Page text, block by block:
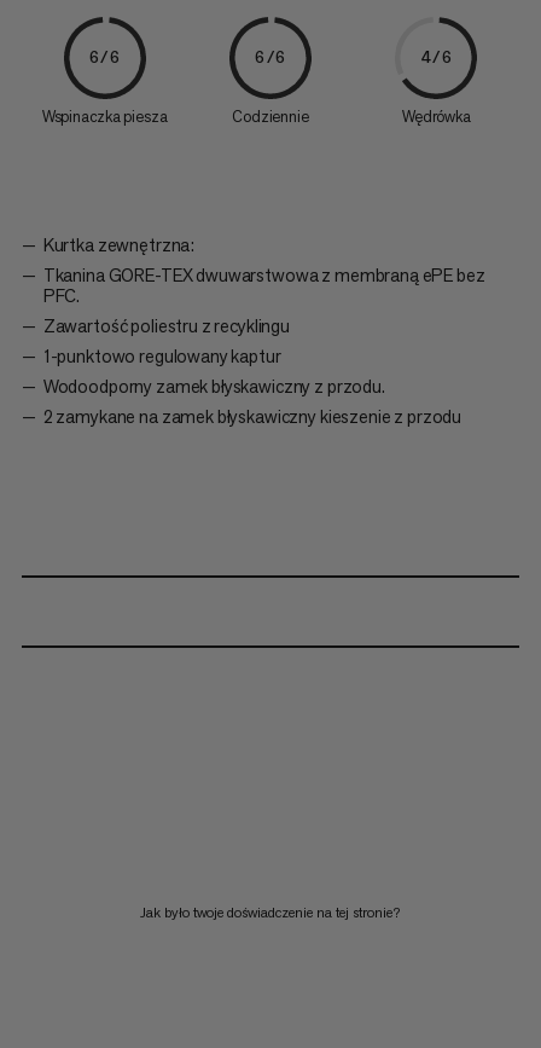
6/6
Wspinaczka piesza
6/6
Codziennie
4/6
Wędrówka
Kurtka zewnętrzna:
Tkanina GORE-TEX dwuwarstwowa z membraną ePE bez
PFC.
Zawartość poliestru z recyklingu
1-punktowo regulowany kaptur
Wodoodporny zamek błyskawiczny z przodu.
2 zamykane na zamek błyskawiczny kieszenie z przodu
Jak było twoje doświadczenie na tej stronie?